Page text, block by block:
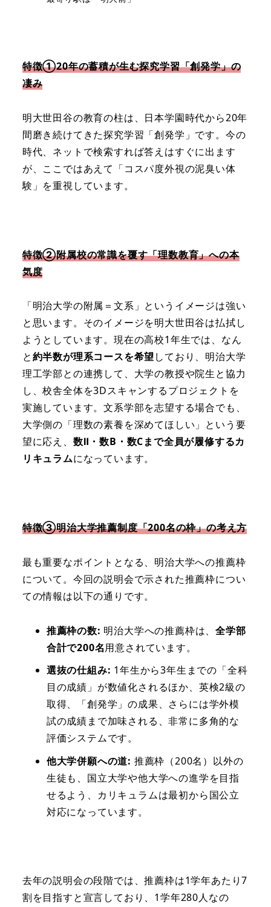
特徴①20年の蓄積が生む探究学習「創発学」の
凄み
明大世田谷の教育の柱は、日本学園時代から20年
間磨き続けてきた探究学習「創発学」です。今の
時代、ネットで検索すれば答えはすぐに出ます
が、ここではあえて「コスパ度外視の泥臭い体
験」を重視しています。
特徴②附属校の常識を覆す「理数教育」への本
気度
「明治大学の附属＝文系」というイメージは強い
と思います。そのイメージを明大世田谷は払拭し
ようとしています。現在の高校1年生では、なん
と約半数が理系コースを希望しており、明治大学
理工学部との連携して、大学の教授や院生と協力
し、校舎全体を3Dスキャンするプロジェクトを
実施しています。文系学部を志望する場合でも、
大学側の「理数の素養を深めてほしい」という要
望に応え、 数Ⅱ・数B・数Cまで全員が履修するカ
リキュラムになっています。
特徴③明治大学推薦制度「200名の枠」の考え方
最も重要なポイントとなる、明治大学への推薦枠
について。今回の説明会で示された推薦枠につい
ての情報は以下の通りです。
推薦枠の数: 明治大学への推薦枠は、全学部
合計で200名用意されています。
選抜の仕組み: 1年生から3年生までの「全科
目の成績」が数値化されるほか、英検2級の
取得、「創発学」の成果、さらには学外模
試の成績まで加味される、非常に多角的な
評価システムです。
他大学併願への道: 推薦枠（200名）以外の
生徒も、国立大学や他大学への進学を目指
せるよう、カリキュラムは最初から国公立
対応になっています。
去年の説明会の段階では、推薦枠は1学年あたり7
割を目指すと宣言しており、1学年280人なの